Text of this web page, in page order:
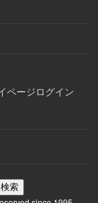
ページログイン